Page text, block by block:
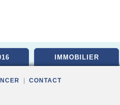
IMMOBILIER
CONTACT